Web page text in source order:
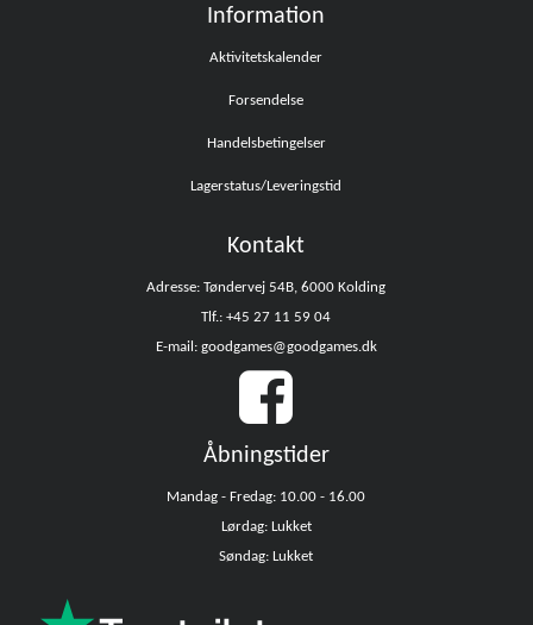
Information
Aktivitetskalender
Forsendelse
Handelsbetingelser
Lagerstatus/Leveringstid
Kontakt
Adresse: Tøndervej 54B, 6000 Kolding
Tlf.: +45 27 11 59 04
E-mail: goodgames@goodgames.dk
Åbningstider
Mandag - Fredag: 10.00 - 16.00
Lørdag: Lukket
Søndag: Lukket